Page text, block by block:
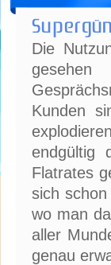
Die
Kunden
endgültig
Flatrates
sich
wo man
aller
genau